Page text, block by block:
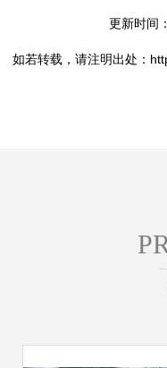
更新时间
如若转载，请注明出处：